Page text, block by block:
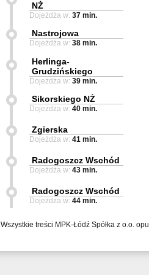
NŻ
Dojeżdża w: 37 min.
Nastrojowa
Dojeżdża w: 38 min.
Herlinga-
Grudzińskiego
Dojeżdża w: 39 min.
Sikorskiego NŻ
Dojeżdża w: 40 min.
Zgierska
Dojeżdża w: 41 min.
Radogoszcz Wschód
Dojeżdża w: 43 min.
Radogoszcz Wschód
Dojeżdża w: 44 min.
Wszystkie treści MPK-Łódź Spółka z o.o.